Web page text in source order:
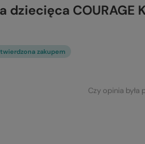
dziecięca COURAGE
zakupem
Czy opinia była